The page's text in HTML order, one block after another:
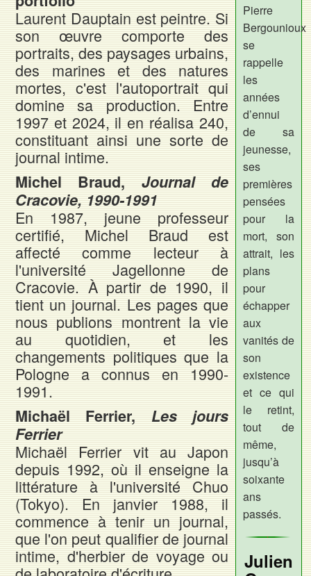
Laurent Dauptain est peintre. Si
son œuvre comporte des
portraits, des paysages urbains,
des marines et des natures
mortes, c'est l'autoportrait qui
domine sa production. Entre
1997 et 2024, il en réalisa 240,
constituant ainsi une sorte de
journal intime.
Michel Braud, Journal de
Cracovie, 1990-1991
En 1987, jeune professeur
certifié, Michel Braud est
affecté comme lecteur à
l'université Jagellonne de
Cracovie. À partir de 1990, il
tient un journal. Les pages que
nous publions montrent la vie
au quotidien, et les
changements politiques que la
Pologne a connus en 1990-
1991.
Michaël Ferrier, Les jours
Ferrier
Michaël Ferrier vit au Japon
depuis 1992, où il enseigne la
littérature à l'université Chuo
(Tokyo). En janvier 1988, il
commence à tenir un journal,
que l'on peut qualifier de journal
intime, d'herbier de voyage ou
Pierre
Bergounioux
se
rappelle
les
années
d’ennui
de sa
jeunesse,
ses
premières
pensées
pour la
mort, son
attrait, les
plans
pour
échapper
aux
vanités de
son
existence
et ce qui
le retint,
tout de
même,
jusqu’à
soixante
ans
passés.
Julien